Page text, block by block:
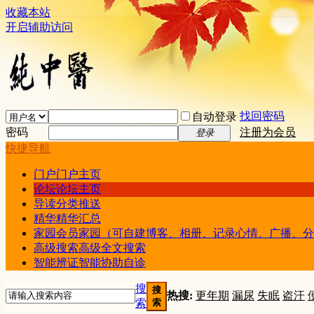
收藏本站
开启辅助访问
自动登录 找回密码
密码
登录
注册为会员
快捷导航
门户门户主页
论坛论坛主页
导读分类推送
精华精华汇总
家园会员家园（可自建博客、相册、记录心情、广播、
高级搜索高级全文搜索
智能辨证智能协助自诊
搜
索
搜
索
热搜: 更年期 漏尿 失眠 盗汗